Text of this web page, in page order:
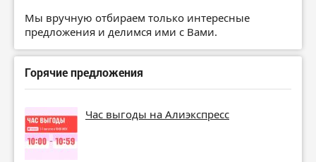
Мы вручную отбираем только интересные
предложения и делимся ими с Вами.
Горячие предложения
Час выгоды на Алиэкспресс